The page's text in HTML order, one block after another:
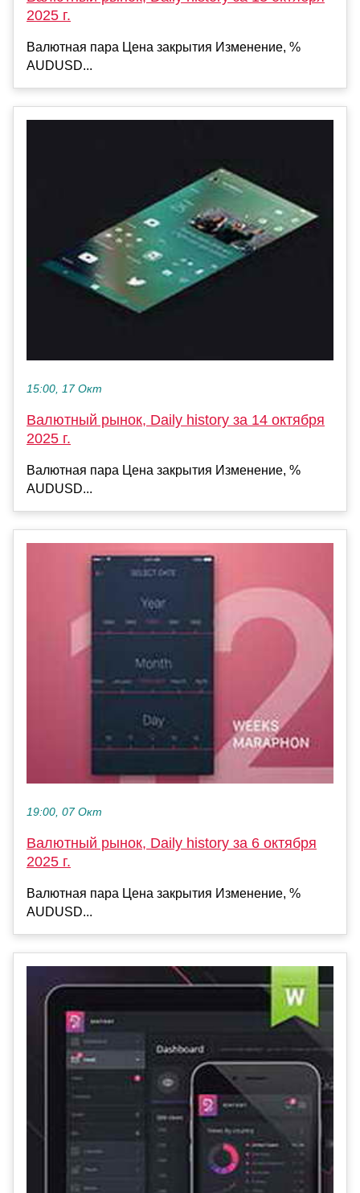
2025 г.
Валютная пара Цена закрытия Изменение, %
AUDUSD...
15:00, 17 Окт
Валютный рынок, Daily history за 14 октября
2025 г.
Валютная пара Цена закрытия Изменение, %
AUDUSD...
19:00, 07 Окт
Валютный рынок, Daily history за 6 октября
2025 г.
Валютная пара Цена закрытия Изменение, %
AUDUSD...